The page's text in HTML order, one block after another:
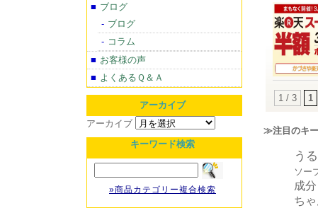
1 / 3 1
≫注目のキ
う
ソー
成分
ち
ブログ
ブログ
コラム
お客様の声
よくあるＱ＆Ａ
アーカイブ
アーカイブ
キーワード検索
»商品カテゴリー複合検索